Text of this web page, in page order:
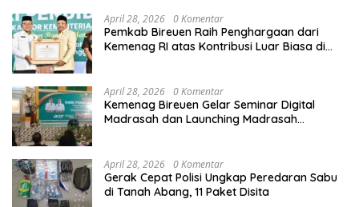
April 28, 2026 0 Komentar
Pemkab Bireuen Raih Penghargaan dari
Kemenag RI atas Kontribusi Luar Biasa di
April 28, 2026 0 Komentar
Kemenag Bireuen Gelar Seminar Digital
Madrasah dan Launching Madrasah
April 28, 2026 0 Komentar
Gerak Cepat Polisi Ungkap Peredaran Sabu
di Tanah Abang, 11 Paket Disita